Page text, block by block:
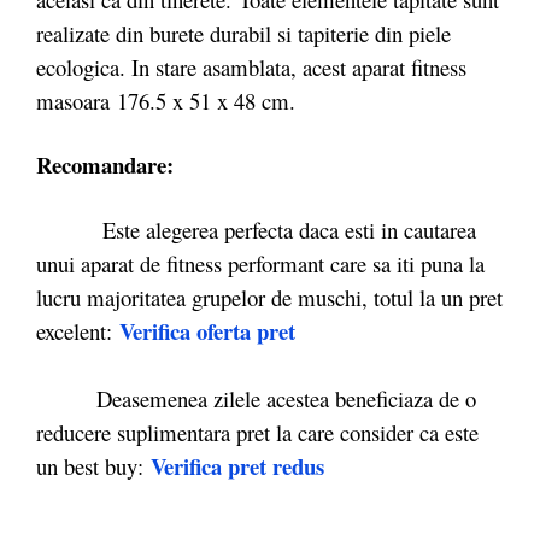
realizate din burete durabil si tapiterie din piele
ecologica. In stare asamblata, acest aparat fitness
masoara 176.5 x 51 x 48 cm.
Recomandare:
Este alegerea perfecta daca esti in cautarea
unui aparat de fitness performant care sa iti puna la
lucru majoritatea grupelor de muschi, totul la un pret
excelent: Verifica oferta pret
Deasemenea zilele acestea beneficiaza de o
reducere suplimentara pret la care consider ca este
un best buy: Verifica pret redus